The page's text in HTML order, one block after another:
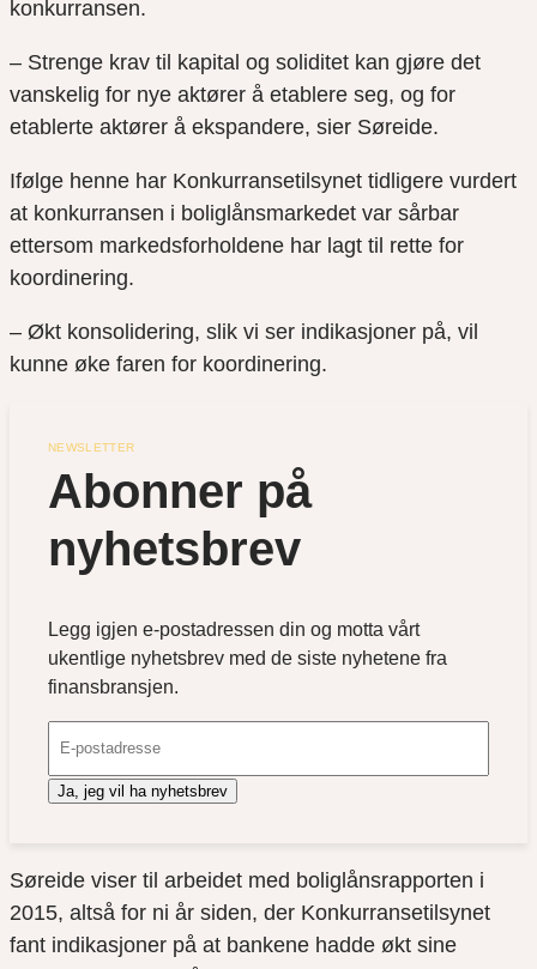
konkurransen.
– Strenge krav til kapital og soliditet kan gjøre det
vanskelig for nye aktører å etablere seg, og for
etablerte aktører å ekspandere, sier Søreide.
Ifølge henne har Konkurransetilsynet tidligere vurdert
at konkurransen i boliglånsmarkedet var sårbar
ettersom markedsforholdene har lagt til rette for
koordinering.
– Økt konsolidering, slik vi ser indikasjoner på, vil
kunne øke faren for koordinering.
NEWSLETTER
Abonner på
nyhetsbrev
Legg igjen e-postadressen din og motta vårt
ukentlige nyhetsbrev med de siste nyhetene fra
finansbransjen.
Ja, jeg vil ha nyhetsbrev
Søreide viser til arbeidet med boliglånsrapporten i
2015, altså for ni år siden, der Konkurransetilsynet
fant indikasjoner på at bankene hadde økt sine